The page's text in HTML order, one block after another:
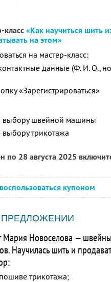
класс«Как научиться шить
на этом»
на мастер-класс:
данные (Ф. И. О.,
«Зарегистрироваться»
выбору швейной машины
выбору трикотажа
по 28 августа 2025
купоном
Мария Новоселова —
Научилась шить и
трикотажа;